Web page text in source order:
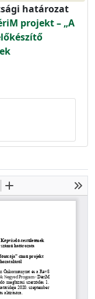
határozat
projekt – „A